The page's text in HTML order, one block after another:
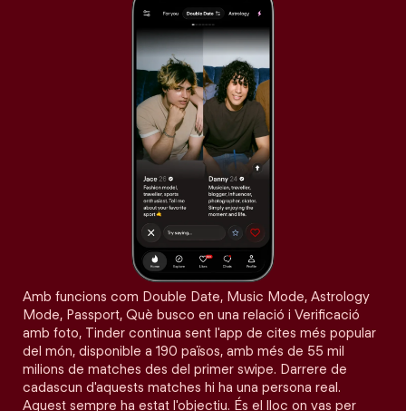
Amb funcions com Double Date, Music Mode, Astrology
Mode, Passport, Què busco en una relació i Verificació
amb foto, Tinder continua sent l'app de cites més popular
del món, disponible a 190 països, amb més de 55 mil
milions de matches des del primer swipe. Darrere de
cadascun d'aquests matches hi ha una persona real.
Aquest sempre ha estat l'objectiu. És el lloc on vas per